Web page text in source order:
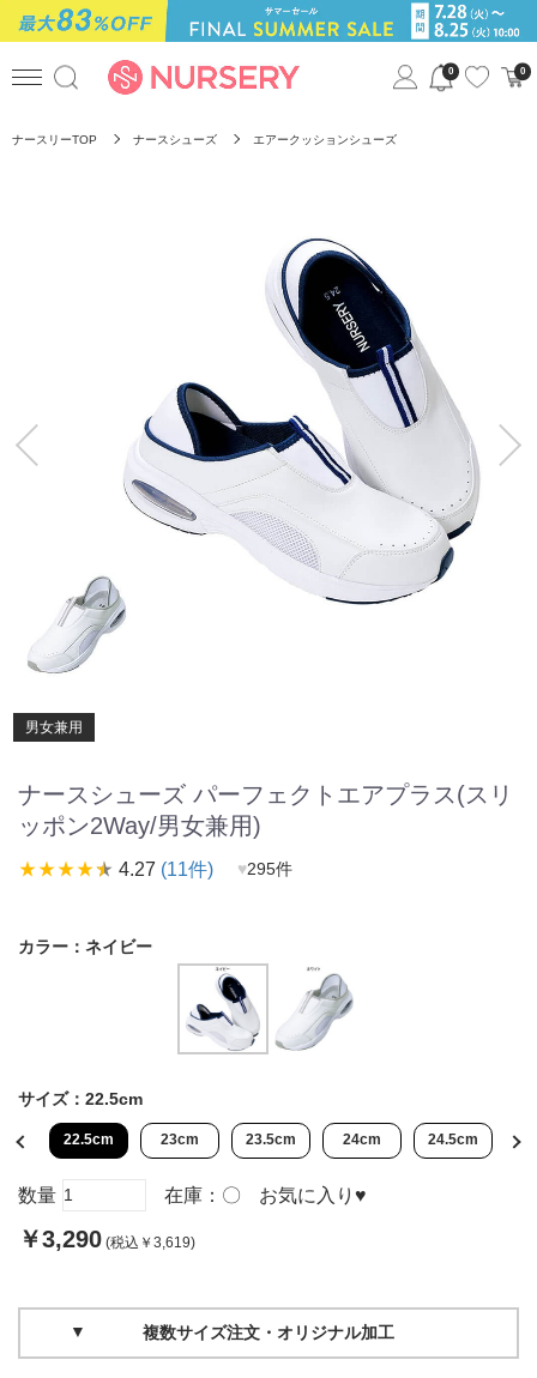
0 0
ナースリーTOP ナースシューズ エアークッションシューズ
男女兼用
ナースシューズ パーフェクトエアプラス(スリ
ッポン2Way/男女兼用)
star_ratestar_ratestar_ratestar_ratestar_rate 4.27 (11件) ♥295件
カラー： ネイビー
サイズ： 22.5cm
22.5cm 23cm 23.5cm 24cm 24.5cm
数量 在庫： 〇 お気に入り ♥
￥3,290 (税込￥3,619)
複数サイズ注文・オリジナル加工